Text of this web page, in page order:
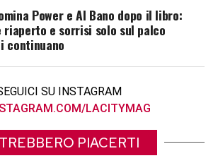
Power e Al Bano dopo il libro:
e sorrisi solo sul palco
continuano
SU INSTAGRAM
LACITYMAG
PIACERTI